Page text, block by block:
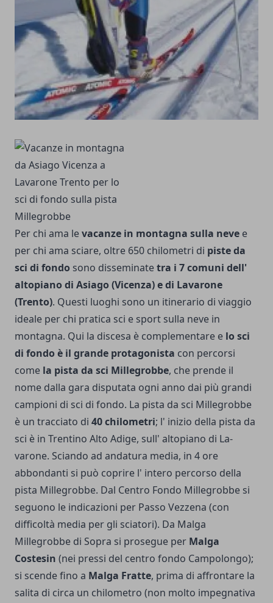
Per chi ama levacanze in montagna sulla neve e
per chi ama sciare, oltre 650 chilometri di piste da
sci di fondo sono disseminatetra i 7 comuni dell'
altopiano di Asiago (Vicenza) e di Lavarone
(Trento). Questi luoghi sono un itinerario di viaggio
ideale per chi pratica sci e sport sulla neve in
montagna. Qui la discesa è complementare e lo sci
di fondo è il grande protagonista con percorsi
come la pista da sci Millegrobbe, che prende il
nome dalla gara disputata ogni anno dai più grandi
campioni di sci di fondo. La pista da sci Millegrobbe
è un tracciato di 40 chilometri; l' inizio della pista da
sci è in Trentino Alto Adige, sull' altopiano di La­
varone. Sciando ad andatura media, in 4 ore
abbondanti si può coprire l' intero percorso della
pista Millegrobbe. Dal Centro Fondo Millegrob­be si
seguono le indicazioni per Passo Vezzena (con
difficoltà media per gli sciatori). Da Malga
Millegrobbe di Sopra si prosegue per Malga
Costesin (nei pressi del centro fondo Campolongo);
si scende fino a Malga Fratte, prima di affrontare la
salita di cir­ca un chilometro (non molto impegnativa